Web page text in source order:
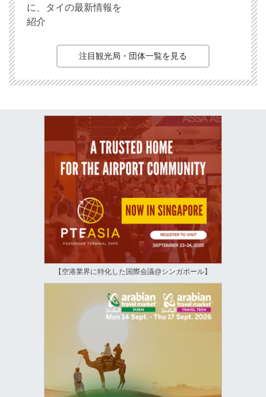
に、タイの最新情報を
紹介
注目観光局・団体一覧を見る
【空港業界に特化した国際会議@シンガポール】